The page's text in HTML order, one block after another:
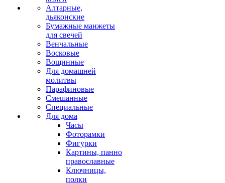
Алтарные,
дьяконские
Бумажные манжеты
для свечей
Венчальные
Восковые
Вощинные
Для домашней
молитвы
Парафиновые
Смешанные
Специальные
Для дома
Часы
Фоторамки
Фигурки
Картины, панно
православные
Ключницы,
полки